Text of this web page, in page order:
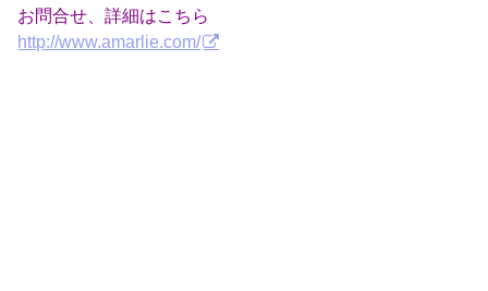
お問合せ、詳細はこちら
http://www.amarlie.com/